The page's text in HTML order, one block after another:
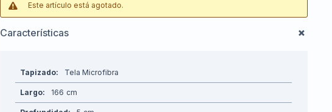
Este artículo está agotado.
Características
Tapizado Tela Microfibra
Largo 166